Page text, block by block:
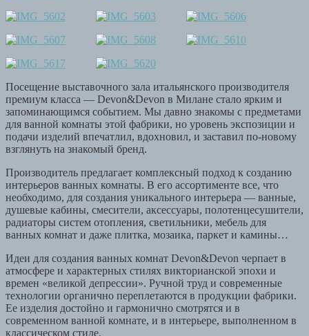
Посещение выставочного зала итальянского производителя
премиум класса — Devon&Devon в Милане стало ярким и
запоминающимся событием. Мы давно знакомы с предметами
для ванной комнаты этой фабрики, но уровень экспозиции и
подачи изделий впечатлил, вдохновил, и заставил по-новому
взглянуть на знакомый бренд.
Производитель предлагает комплексный подход к созданию
интерьеров ванных комнаты. В его ассортименте все, что
необходимо, для создания уникального интерьера — ванные,
душевые кабины, смесители, аксессуары, полотенцесушители,
радиаторы систем отопления, светильники, мебель для
ванных комнат и даже плитка, мозаика, паркет и камины…
Идеи для создания ванных комнат Devon&Devon черпает в
атмосфере и характерных стилях викторианской эпохи и
времен «великой депрессии». Ручной труд и современные
технологии органично переплетаются в продукции фабрики.
Ее изделия достойно и гармонично смотрятся и в
современном ванной комнате, и в интерьере, выполненном в
классическом стиле.